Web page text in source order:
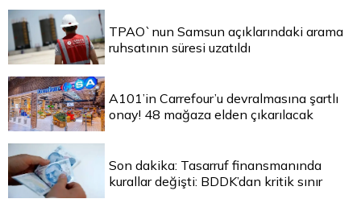
TPAO`nun Samsun açıklarındaki arama
ruhsatının süresi uzatıldı
A101’in Carrefour’u devralmasına şartlı
onay! 48 mağaza elden çıkarılacak
Son dakika: Tasarruf finansmanında
kurallar değişti: BDDK’dan kritik sınır